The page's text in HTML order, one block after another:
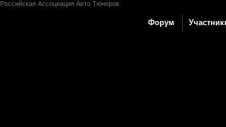
Российская Ассоциация Авто Тюнеров
Форум